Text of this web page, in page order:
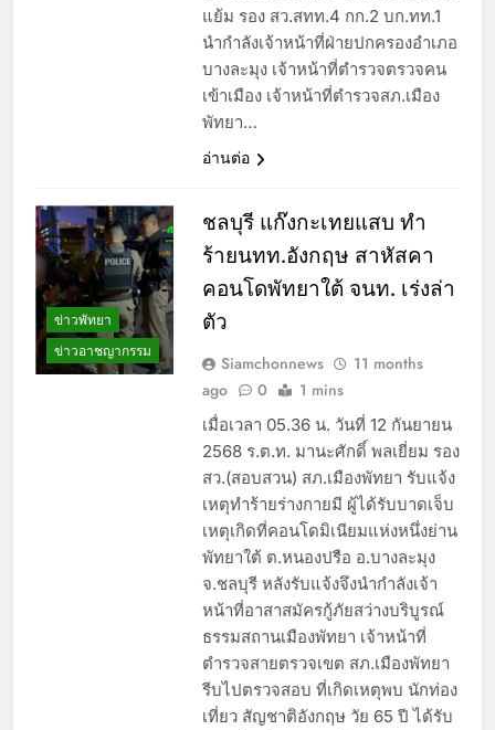
แย้ม รอง สว.สทท.4 กก.2 บก.ทท.1
นำกำลังเจ้าหน้าที่ฝ่ายปกครองอำเภอ
บางละมุง เจ้าหน้าที่ตำรวจตรวจคน
เข้าเมือง เจ้าหน้าที่ตำรวจสภ.เมือง
พัทยา…
อ่านต่อ
ข่าวพัทยา
ข่าวอาชญากรรม
ชลบุรี แก๊งกะเทยแสบ ทำ
ร้ายนทท.อังกฤษ สาหัสคา
คอนโดพัทยาใต้ จนท. เร่งล่า
ตัว
Siamchonnews
11 months
ago
0 1 mins
เมื่อเวลา 05.36 น. วันที่ 12 กันยายน
2568 ร.ต.ท. มานะศักดิ์ พลเยี่ยม รอง
สว.(สอบสวน) สภ.เมืองพัทยา รับแจ้ง
เหตุทำร้ายร่างกายมี ผู้ได้รับบาดเจ็บ
เหตุเกิดที่คอนโดมิเนียมแห่งหนึ่งย่าน
พัทยาใต้ ต.หนองปรือ อ.บางละมุง
จ.ชลบุรี หลังรับแจ้งจึงนำกำลังเจ้า
หน้าที่อาสาสมัครกู้ภัยสว่างบริบูรณ์
ธรรมสถานเมืองพัทยา เจ้าหน้าที่
ตำรวจสายตรวจเขต สภ.เมืองพัทยา
รีบไปตรวจสอบ ที่เกิดเหตุพบ นักท่อง
เที่ยว สัญชาติอังกฤษ วัย 65 ปี ได้รับ